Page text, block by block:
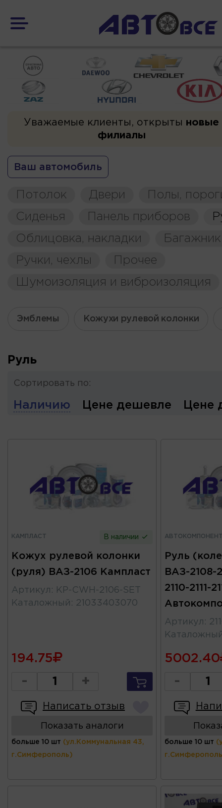
Уважаемые клиенты, открыты новые
филиалы
Ваш автомобиль
Потолок Двери
Полы,
Сиденья
Панель приборов
Облицовка, накладки
Багажник
Ручки, чехлы
Прочее
Шумоизоляция и виброизоляция
Эмблемы Кожухи рулевой колонки
Руль
Сортировать по:
Наличию Цене дешевле Цене
КАМПЛАСТ В наличии
Кожух рулевой колонки
(руля) ВАЗ-2106 Кампласт
Артикул :
KP-CWH-2106-SET
Каталожный : 21033403070
194.75
- +
Написать отзыв
Показать аналоги
больше 10 шт (ул.Коммунальная 43,
г.Симферополь)
Руль
ВАЗ-2108-
2110-2111-
Артикул :
5002.40
-
больше 10 шт